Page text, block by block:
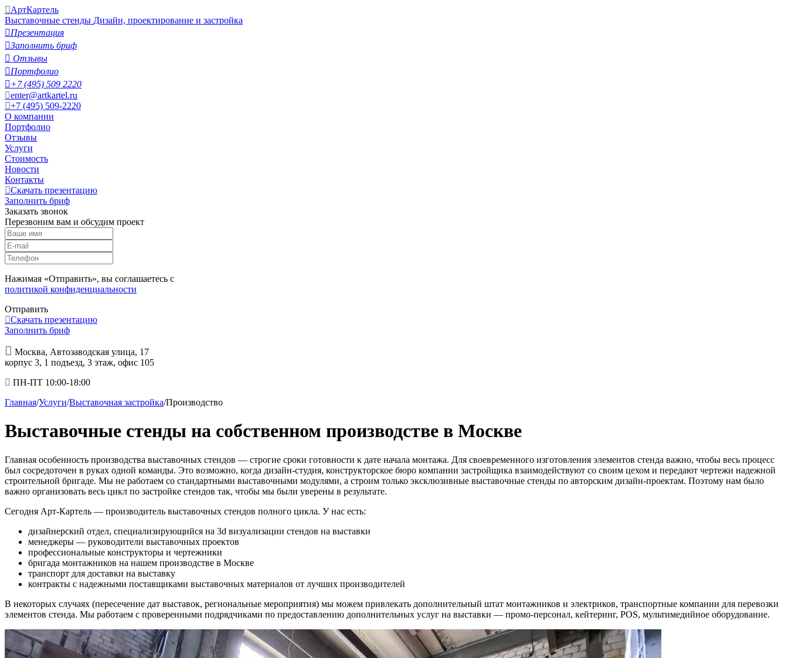
АртКартель
Выставочные стенды Дизайн, проектирование и застройка
Презентация
Заполнить бриф
 Отзывы
Портфолио
+7 (495) 509 2220
enter@artkartel.ru
+7 (495) 509-2220
О компании
Портфолио
Отзывы
Услуги
Стоимость
Новости
Контакты
Скачать презентацию
Заполнить бриф
Заказать звонок
Перезвоним вам и обсудим проект
Нажимая «Отправить», вы соглашаетесь с
политикой конфиденциальности
Отправить
Скачать презентацию
Заполнить бриф
Москва, Автозаводская улица, 17
корпус 3, 1 подъезд, 3 этаж, офис 105
ПН-ПТ 10:00-18:00
Главная/Услуги/Выставочная застройка/Производство
Выставочные стенды на собственном производстве в Москве
Главная особенность производства выставочных стендов — строгие сроки готовности к дате начала монтажа. Для своевременного изготовления элементов стенда важно, чтобы весь процесс
был сосредоточен в руках одной команды. Это возможно, когда дизайн-студия, конструкторское бюро компании застройщика взаимодействуют со своим цехом и передают чертежи надежной
строительной бригаде. Мы не работаем со стандартными выставочными модулями, а строим только эксклюзивные выставочные стенды по авторским дизайн-проектам. Поэтому нам было
важно организовать весь цикл по застройке стендов так, чтобы мы были уверены в результате.
Сегодня Арт-Картель — производитель выставочных стендов полного цикла. У нас есть:
дизайнерский отдел, специализирующийся на 3d визуализации стендов на выставки
менеджеры — руководители выставочных проектов
профессиональные конструкторы и чертежники
бригада монтажников на нашем производстве в Москве
транспорт для доставки на выставку
контракты с надежными поставщиками выставочных материалов от лучших производителей
В некоторых случаях (пересечение дат выставок, региональные мероприятия) мы можем привлекать дополнительный штат монтажников и электриков, транспортные компании для перевозки
элементов стенда. Мы работаем с проверенными подрядчиками по предоставлению дополнительных услуг на выставки — промо-персонал, кейтеринг, POS, мультимедийное оборудование.